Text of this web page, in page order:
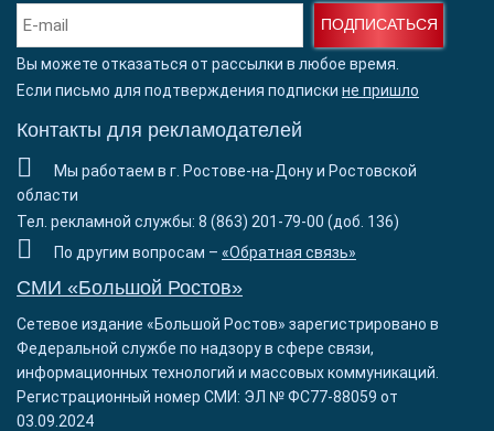
ПОДПИСАТЬСЯ
Вы можете отказаться от рассылки в любое время.
Если письмо для подтверждения подписки не пришло
Контакты для рекламодателей
Мы работаем в г. Ростове-на-Дону и Ростовской
области
Тел. рекламной службы: 8 (863) 201-79-00 (доб. 136)
По другим вопросам – «Обратная связь»
СМИ «Большой Ростов»
Сетевое издание «Большой Ростов» зарегистрировано в
Федеральной службе по надзору в сфере связи,
информационных технологий и массовых коммуникаций.
Регистрационный номер СМИ: ЭЛ № ФС77-88059 от
03.09.2024